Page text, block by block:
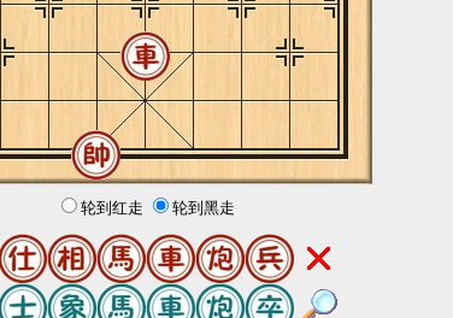
轮到红走 轮到黑走